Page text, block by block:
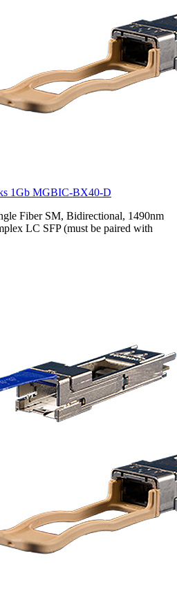
1Gb MGBIC-BX40-D
Fiber SM, Bidirectional, 1490nm
LC SFP (must be paired with